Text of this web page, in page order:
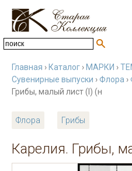
Главная › Каталог › МАРКИ ›
Сувенирные выпуски ›Флора ›
Грибы, малый лист (I) (н
Флора Грибы
Карелия. Грибы,